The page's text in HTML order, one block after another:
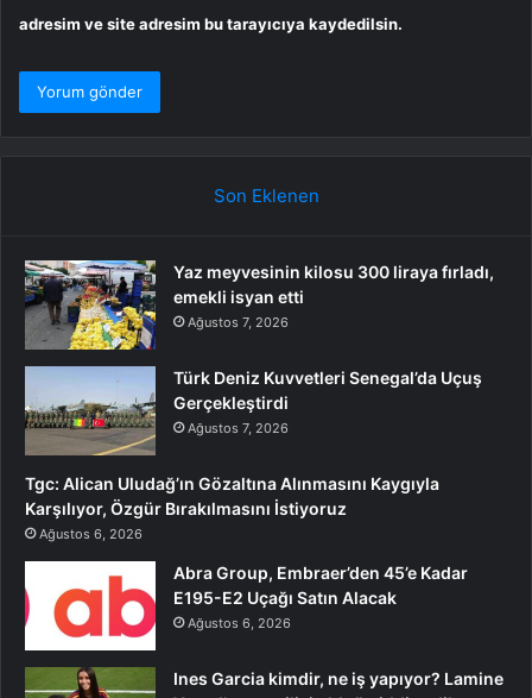
adresim ve site adresim bu tarayıcıya kaydedilsin.
Son Eklenen
Yaz meyvesinin kilosu 300 liraya fırladı,
emekli isyan etti
Ağustos 7, 2026
Türk Deniz Kuvvetleri Senegal’da Uçuş
Gerçekleştirdi
Ağustos 7, 2026
Tgc: Alican Uludağ’ın Gözaltına Alınmasını Kaygıyla
Karşılıyor, Özgür Bırakılmasını İstiyoruz
Ağustos 6, 2026
Abra Group, Embraer’den 45’e Kadar
E195-E2 Uçağı Satın Alacak
Ağustos 6, 2026
Ines Garcia kimdir, ne iş yapıyor? Lamine